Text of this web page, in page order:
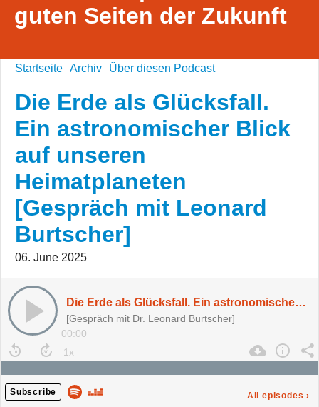
guten Seiten der Zukunft
Startseite Archiv Über diesen Podcast
Die Erde als Glücksfall.
Ein astronomischer Blick
auf unseren
Heimatplaneten
[Gespräch mit Leonard
Burtscher]
06. June 2025
Die Erde als Glücksfall. Ein astronomischer Blick auf unseren Heimatplaneten [Gespräch mit Leonard Burtscher]
[Gespräch mit Dr. Leonard Burtscher]
00:00
Subscribe All episodes ›